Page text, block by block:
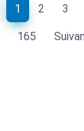
1 (current)
2 3
165